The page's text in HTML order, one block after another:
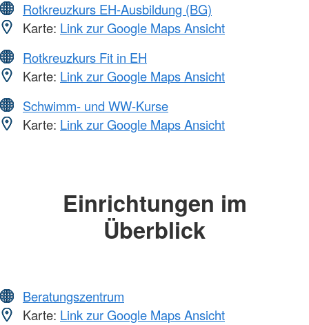
Rotkreuzkurs EH-Ausbildung (BG)
Karte: Link zur Google Maps Ansicht
Rotkreuzkurs Fit in EH
Karte: Link zur Google Maps Ansicht
Schwimm- und WW-Kurse
Karte: Link zur Google Maps Ansicht
Einrichtungen im
Überblick
Beratungszentrum
Karte: Link zur Google Maps Ansicht